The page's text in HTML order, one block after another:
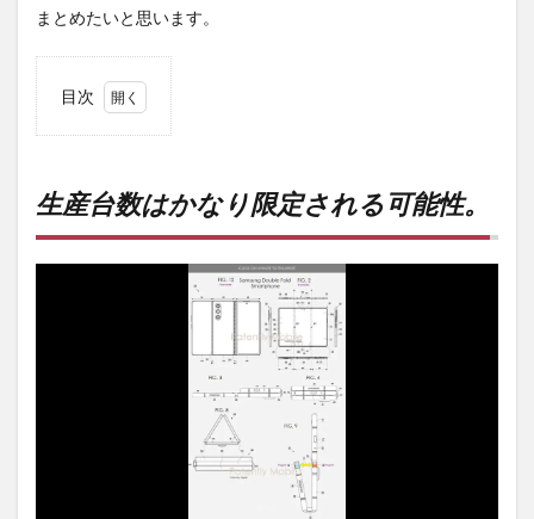
まとめたいと思います。
目次
はか
なり
限定
生産台数はかなり限定される可能性。